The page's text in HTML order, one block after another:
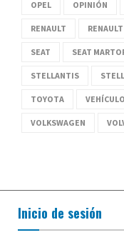
OPEL OPINIÓN
RENAULT
SEAT SEAT
STELLANTIS
TOYOTA
VOLKSWAGEN
Inicio de sesión